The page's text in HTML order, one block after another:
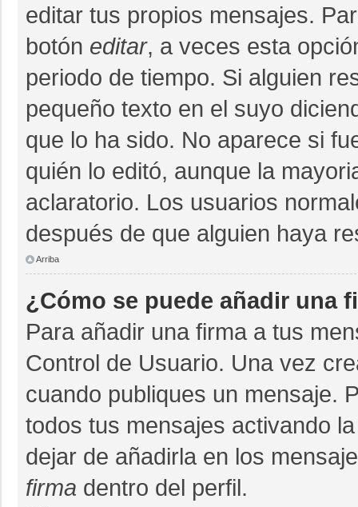
editar tus propios mensajes.
botón editar, a veces esta
periodo de tiempo. Si alguien
pequeño texto en el suyo
que lo ha sido. No aparece si
quién lo editó, aunque la
aclaratorio. Los usuarios
después de que alguien haya
Arriba
¿Cómo se puede añadir una
Para añadir una firma a tus
Control de Usuario. Una vez
cuando publiques un mensaje.
todos tus mensajes activando
dejar de añadirla en los
firma dentro del perfil.